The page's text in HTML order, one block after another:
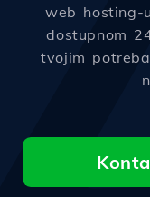
web hosting-
dostupnom
tvojim